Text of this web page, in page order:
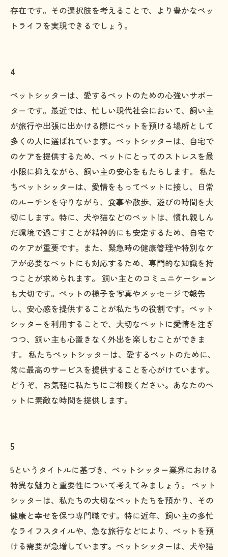
存在です。その選択肢を考えることで、より豊かなペッ
トライフを実現できるでしょう。
4
ペットシッターは、愛するペットのための心強いサポー
ターです。最近では、忙しい現代社会において、飼い主
が旅行や出張に出かける際にペットを預ける場所として
多くの人に選ばれています。ペットシッターは、自宅で
のケアを提供するため、ペットにとってのストレスを最
小限に抑えながら、飼い主の安心をもたらします。 私た
ちペットシッターは、愛情をもってペットに接し、日常
のルーチンを守りながら、食事や散歩、遊びの時間を大
切にします。特に、犬や猫などのペットは、慣れ親しん
だ環境で過ごすことが精神的にも安定するため、自宅で
のケアが重要です。また、緊急時の健康管理や特別なケ
アが必要なペットにも対応するため、専門的な知識を持
つことが求められます。 飼い主とのコミュニケーション
も大切です。ペットの様子を写真やメッセージで報告
し、安心感を提供することが私たちの役割です。ペット
シッターを利用することで、大切なペットに愛情を注ぎ
つつ、飼い主も心置きなく外出を楽しむことができま
す。 私たちペットシッターは、愛するペットのために、
常に最高のサービスを提供することを心がけています。
どうぞ、お気軽に私たちにご相談ください。あなたのペ
ットに素敵な時間を提供します。
5
5というタイトルに基づき、ペットシッター業界における
特異な魅力と重要性について考えてみましょう。 ペット
シッターは、私たちの大切なペットたちを預かり、その
健康と幸せを保つ専門職です。特に近年、飼い主の多忙
なライフスタイルや、急な旅行などにより、ペットを預
ける需要が急増しています。ペットシッターは、犬や猫